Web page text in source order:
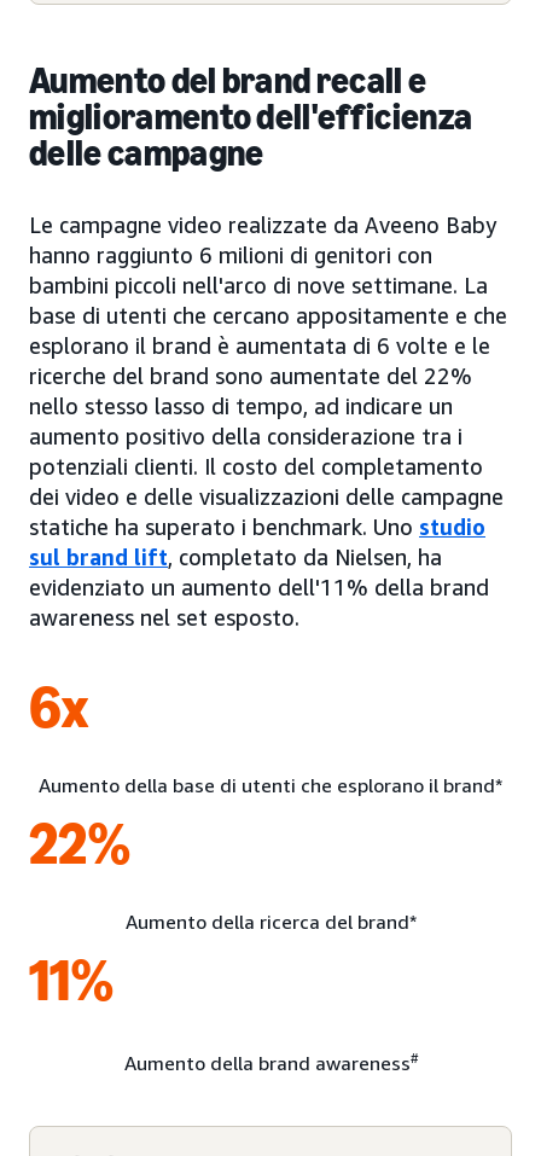
Aumento del brand recall e
miglioramento dell'efficienza
delle campagne
Le campagne video realizzate da Aveeno Baby
hanno raggiunto 6 milioni di genitori con
bambini piccoli nell'arco di nove settimane. La
base di utenti che cercano appositamente e che
esplorano il brand è aumentata di 6 volte e le
ricerche del brand sono aumentate del 22%
nello stesso lasso di tempo, ad indicare un
aumento positivo della considerazione tra i
potenziali clienti. Il costo del completamento
dei video e delle visualizzazioni delle campagne
statiche ha superato i benchmark. Uno studio
sul brand lift, completato da Nielsen, ha
evidenziato un aumento dell'11% della brand
awareness nel set esposto.
6x
Aumento della base di utenti che esplorano il brand*
22%
Aumento della ricerca del brand*
11%
Aumento della brand awareness#